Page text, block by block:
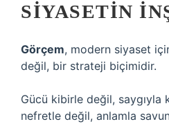
SIYASETIN
Görçem, modern siyaset
değil, bir strateji biçimidir.
Gücü kibirle değil, saygıyla
nefretle değil, anlamla